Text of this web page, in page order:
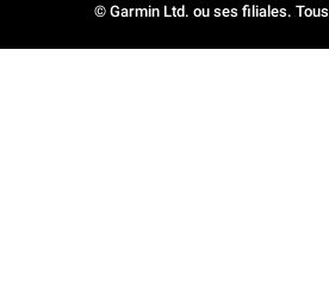
© Garmin Ltd. ou ses filiales.